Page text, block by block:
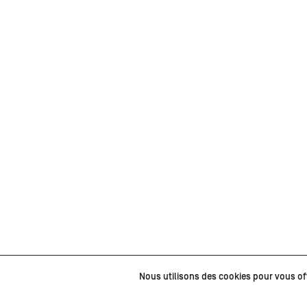
Nous utilisons des cookies pour vous